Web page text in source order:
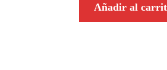
Añadir al